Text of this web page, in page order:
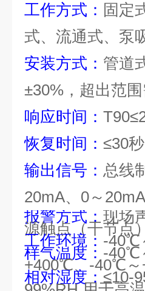
工作方式： 固定
式、流通式、泵
安装方式： 管道
±30%，超出范
响应时间：
恢复时间： ≤30秒
输出信号： 总线
20mA、0～
报警方式： 现场
源触点（干节点
工作环境： -40℃
样气温度： -40℃
+400℃、-40℃
相对湿度： ≤10-